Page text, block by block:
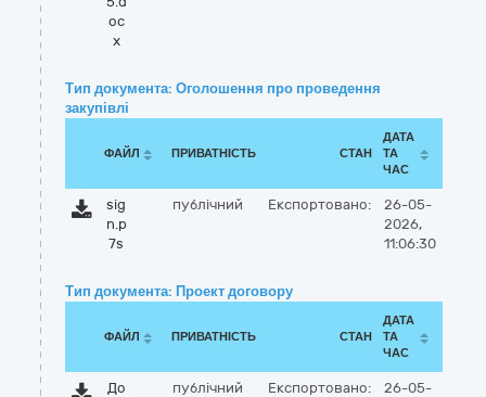
oc
x
Тип документа: Оголошення про проведення
закупівлі
ФАЙЛ ПРИВАТНІСТЬ СТАН
ДАТА
ТА
ЧАС
sig
n.p
7s
публічний Експортовано:
26-05-
2026,
11:06:30
Тип документа: Проект договору
ФАЙЛ ПРИВАТНІСТЬ СТАН
ДАТА
ТА
ЧАС
До
публічний Експортовано:
26-05-